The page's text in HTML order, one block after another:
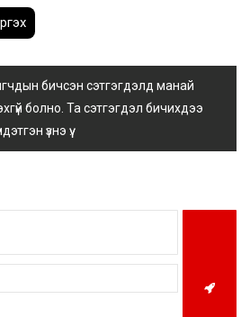
бичсэн сэтгэгдэлд манай
болно. Та сэтгэгдэл бичихдээ
үзнэ үү.